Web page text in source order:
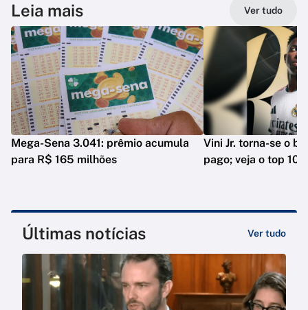
Leia mais Ver tudo
Mega-Sena 3.041: prêmio acumula
para R$ 165 milhões
Vini Jr. torna-se o
pago; veja o top 10
Últimas notícias Ver tudo